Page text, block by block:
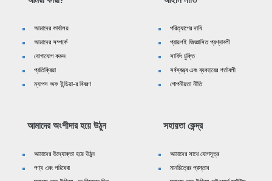
আমাদের কার্যালয়
আমাদের সম্পর্কে
যোগাযোগ করুন
প্রতিক্রিয়া
ম্যাপস অফ ইন্ডিয়া-র বিবরণ
পরিত্যাগের দাবি
প্রায়শই জিজ্ঞাসিত প্রশ্নাবলী
সার্ফিং চুক্তি
সর্বস্বত্ত্ব এবং ব্যবহারের শর্তাবলী
গোপনীয়তা নীতি
আমাদের অংশীদার হয়ে উঠুন
আমাদের উদ্যোক্তা হয়ে উঠুন
পণ্য এবং পরিষেবা
সহায়তা কেন্দ্র
আমাদের সাথে যোগসূত্র
মানচিত্রের প্রস্তাব